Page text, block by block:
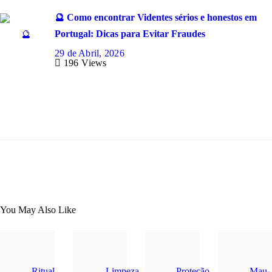
🔮 Como encontrar Videntes sérios e honestos em
Portugal: Dicas para Evitar Fraudes
29 de Abril, 2026
196 Views
You May Also Like